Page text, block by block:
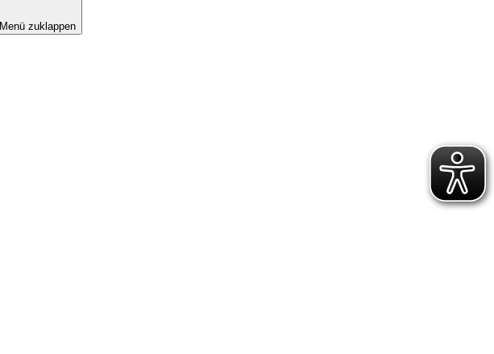
Menü zuklappen